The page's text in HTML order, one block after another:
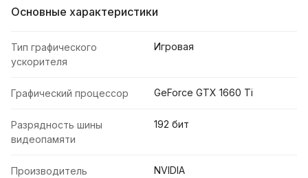
Основные характеристики
Тип графического
ускорителя
Игровая
Графический процессор GeForce GTX 1660 Ti
Разрядность шины
видеопамяти
192 бит
Производитель
NVIDIA